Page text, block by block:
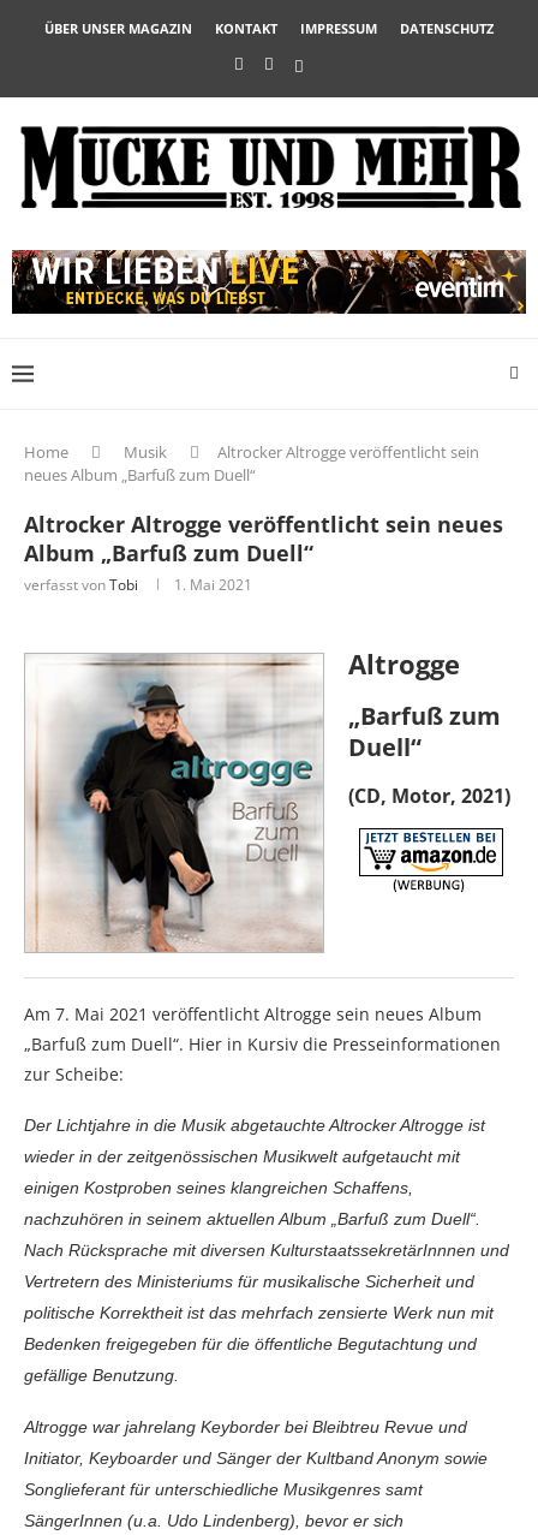
ÜBER UNSER MAGAZIN KONTAKT IMPRESSUM DATENSCHUTZ
Home Musik
Altrocker Altrogge veröffentlicht sein
neues Album „Barfuß zum Duell“
Altrocker Altrogge veröffentlicht sein neues
Album „Barfuß zum Duell“
verfasst vonTobi 1. Mai 2021
Altrogge
„Barfuß zum
Duell“
(CD, Motor, 2021)
Am 7. Mai 2021 veröffentlicht Altrogge sein neues Album
„Barfuß zum Duell“. Hier in Kursiv die Presseinformationen
zur Scheibe:
Der Lichtjahre in die Musik abgetauchte Altrocker Altrogge ist
wieder in der zeitgenössischen Musikwelt aufgetaucht mit
einigen Kostproben seines klangreichen Schaffens,
nachzuhören in seinem aktuellen Album „Barfuß zum Duell“.
Nach Rücksprache mit diversen KulturstaatssekretärInnnen und
Vertretern des Ministeriums für musikalische Sicherheit und
politische Korrektheit ist das mehrfach zensierte Werk nun mit
Bedenken freigegeben für die öffentliche Begutachtung und
gefällige Benutzung.
Altrogge war jahrelang Keyborder bei Bleibtreu Revue und
Initiator, Keyboarder und Sänger der Kultband Anonym sowie
Songlieferant für unterschiedliche Musikgenres samt
SängerInnen (u.a. Udo Lindenberg), bevor er sich